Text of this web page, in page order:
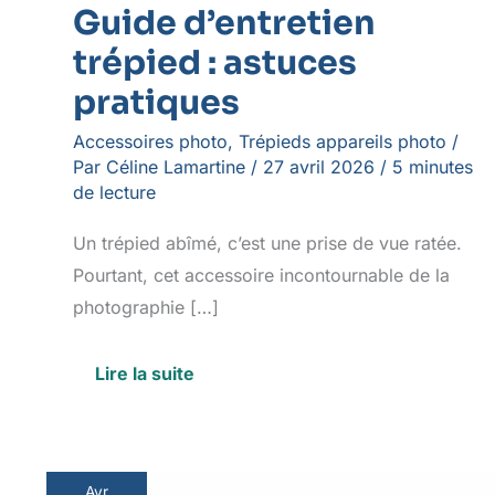
Guide d’entretien
trépied : astuces
pratiques
Accessoires photo, Trépieds appareils photo /
Par Céline Lamartine / 27 avril 2026 / 5 minutes
de lecture
Un trépied abîmé, c’est une prise de vue ratée.
Pourtant, cet accessoire incontournable de la
photographie […]
Lire la suite
Avr